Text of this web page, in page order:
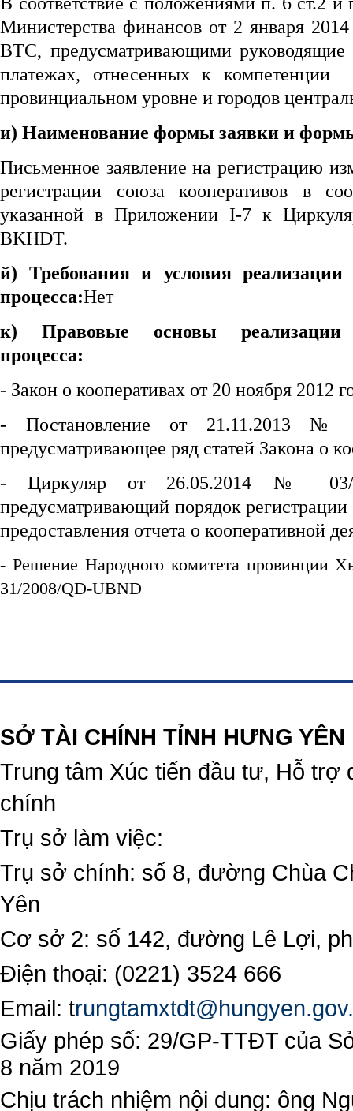
Министерства финансов от 2 января
BTC, предусматривающими руководящие
платежах, отнесенных к компетенции
провинциальном уровне и городов
и) Наименование формы заявки и
Письменное заявление на регистрацию
регистрации союза кооперативов в
указанной в Приложении I-7 к
BKHĐT.
й) Требования и условия реализации
процесса:Нет
к) Правовые основы реализации
процесса:
- Закон о кооперативах от 20 ноября 2012
- Постановление от 21.11.2013 №
предусматривающее ряд статей Закона о
- Циркуляр от 26.05.2014 № 03/
предусматривающий порядок
предоставления отчета о кооперативной
- Решение Народного комитета провинции
31/2008/QD-UBND
SỞ TÀI CHÍNH TỈNH HƯNG YÊN
Trung tâm Xúc tiến đầu tư, Hỗ trợ
chính
Trụ sở làm việc:
Trụ sở chính: số 8, đường Chùa
Yên
Cơ sở 2: số 142, đường Lê Lợi,
Điện thoại: (0221) 3524 666
Email: t
Giấy phép số: 29/GP-TTĐT của
8 năm 2019
Chịu trách nhiệm nội dung: ông